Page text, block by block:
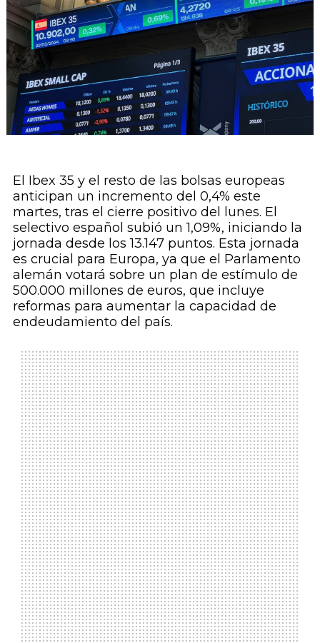
El Ibex 35 y el resto de las bolsas europeas
anticipan un incremento del 0,4% este
martes, tras el cierre positivo del lunes. El
selectivo español subió un 1,09%, iniciando la
jornada desde los 13.147 puntos. Esta jornada
es crucial para Europa, ya que el Parlamento
alemán votará sobre un plan de estímulo de
500.000 millones de euros, que incluye
reformas para aumentar la capacidad de
endeudamiento del país.